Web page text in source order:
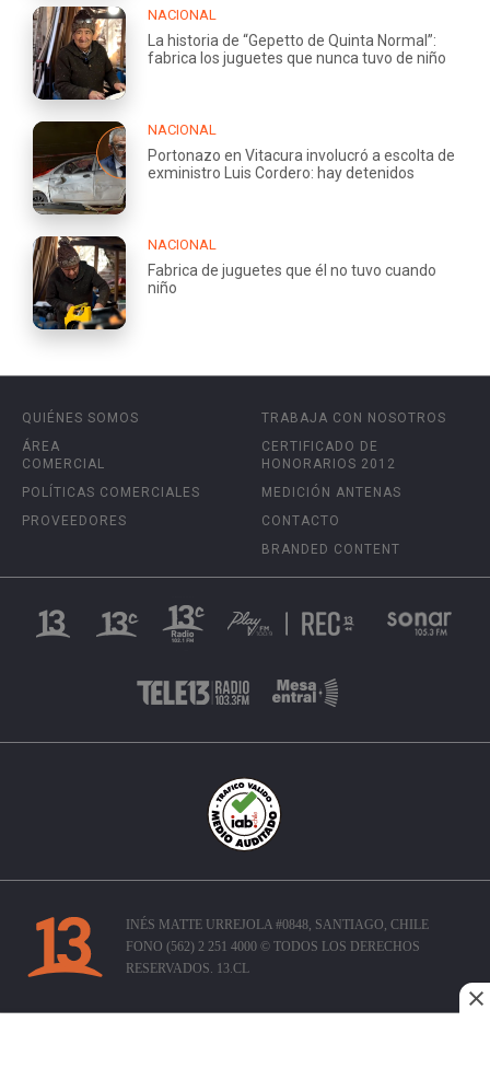
NACIONAL
La historia de “Gepetto de Quinta Normal”:
fabrica los juguetes que nunca tuvo de niño
NACIONAL
Portonazo en Vitacura involucró a escolta de
exministro Luis Cordero: hay detenidos
NACIONAL
Fabrica de juguetes que él no tuvo cuando
niño
QUIÉNES SOMOS
ÁREA
COMERCIAL
POLÍTICAS COMERCIALES
PROVEEDORES
TRABAJA CON NOSOTROS
CERTIFICADO DE
HONORARIOS 2012
MEDICIÓN ANTENAS
CONTACTO
BRANDED CONTENT
INÉS MATTE URREJOLA #0848, SANTIAGO, CHILE
FONO (562) 2 251 4000 © TODOS LOS DERECHOS
RESERVADOS. 13.CL